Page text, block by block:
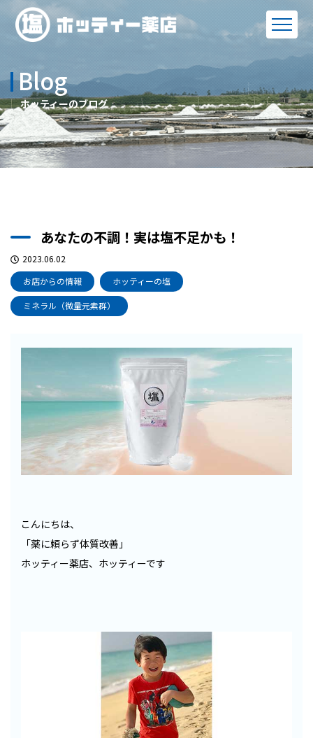
Blog
ホッティーのブログ
あなたの不調！実は塩不足かも！
2023.06.02
お店からの情報
ホッティーの塩
ミネラル（微量元素群）
こんにちは、
「薬に頼らず体質改善」
ホッティー薬店、ホッティーです